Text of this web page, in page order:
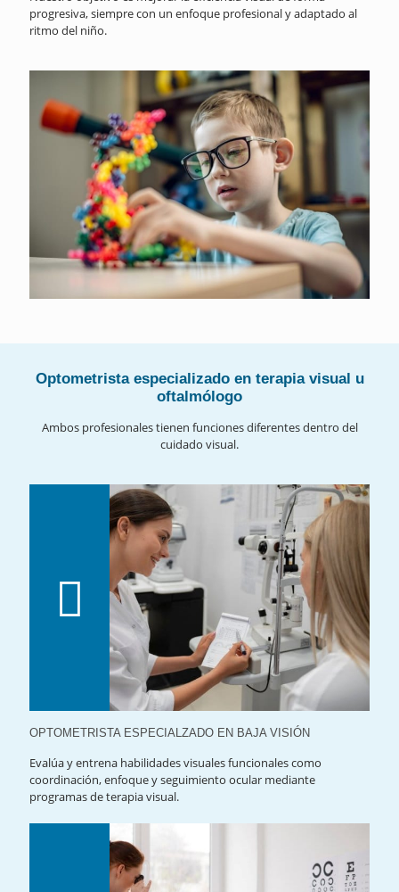
progresiva, siempre con un enfoque profesional y adaptado al
ritmo del niño.
Optometrista especializado en terapia visual u
oftalmólogo
Ambos profesionales tienen funciones diferentes dentro del
cuidado visual.
OPTOMETRISTA ESPECIALZADO EN BAJA VISIÓN
Evalúa y entrena habilidades visuales funcionales como
coordinación, enfoque y seguimiento ocular mediante
programas de terapia visual.